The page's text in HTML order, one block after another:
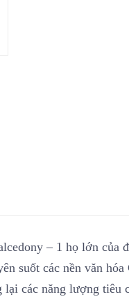
– 1 họ lớn của
suốt các nền văn
các năng lượng tiêu